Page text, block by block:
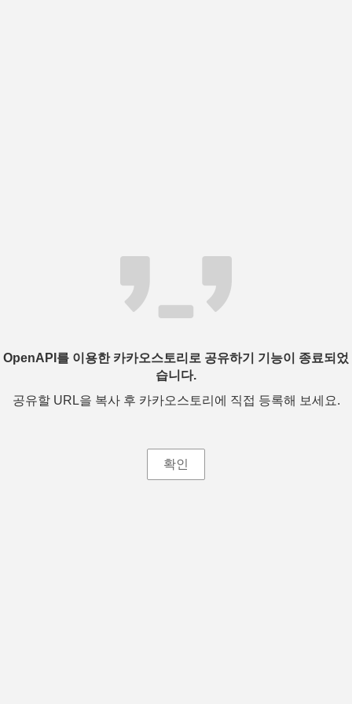
OpenAPI를 이용한 카카오스토리로 공유하기 기능이 종료되었
습니다.
공유할 URL을 복사 후 카카오스토리에 직접 등록해 보세요.
확인